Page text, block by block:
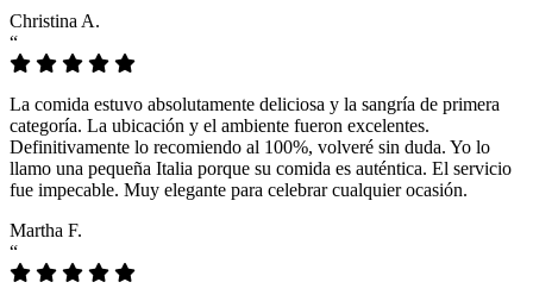
Christina A.
“
La comida estuvo absolutamente deliciosa y la sangría de primera
categoría. La ubicación y el ambiente fueron excelentes.
Definitivamente lo recomiendo al 100%, volveré sin duda. Yo lo
llamo una pequeña Italia porque su comida es auténtica. El servicio
fue impecable. Muy elegante para celebrar cualquier ocasión.
Martha F.
“